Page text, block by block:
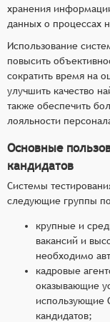
хранения
данных о процессах
Использование
повысить
сократить время на
улучшить качество
также обеспечить
лояльности
Основные
кандидатов
Системы
следующие группы
крупные и
вакансий и
необходимо
кадровые
оказывающие
использующие
кандидатов;